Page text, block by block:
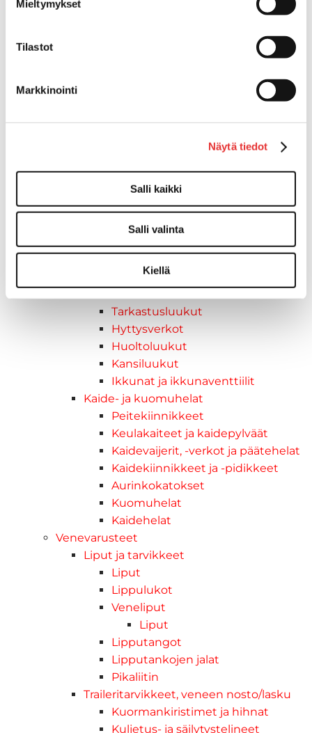
Mieltymykset
Tilastot
Markkinointi
Näytä tiedot
Salli kaikki
Salli valinta
Kiellä
Muovia
Venetuolit ja -tuolinjalat
Pöydät ja istuimet
Venetuolit
Tuolinjalat
Tuolit
Kansiluukut, ikkunat ja verhot
Kansiluukkujen varaosat ja
Tarkastusluukut
Hyttysverkot
Huoltoluukut
Kansiluukut
Ikkunat ja ikkunaventtiilit
Kaide- ja kuomuhelat
Peitekiinnikkeet
Keulakaiteet ja kaidepylväät
Kaidevaijerit, -verkot ja päätehelat
Kaidekiinnikkeet ja -pidikkeet
Aurinkokatokset
Kuomuhelat
Kaidehelat
Venevarusteet
Liput ja tarvikkeet
Liput
Lippulukot
Veneliput
Liput
Lipputangot
Lipputankojen jalat
Pikaliitin
Traileritarvikkeet, veneen nosto/lasku
Kuormankiristimet ja hihnat
Kuljetus- ja säilytystelineet